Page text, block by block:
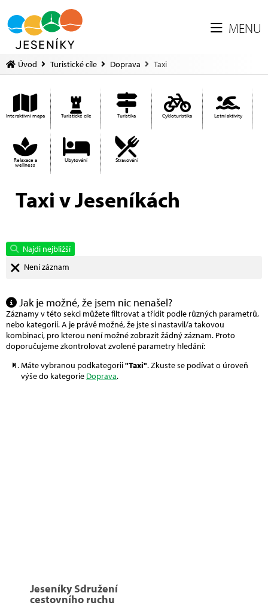
MENU
Úvod Turistické cíle Doprava Taxi
Interaktivní mapa Turistické cíle Turistika Cykloturistika Letní aktivity
Relaxace a
wellness
Ubytování Stravování
Taxi v Jeseníkách
Najdi nejbližší
Není záznam
Jak je možné, že jsem nic nenašel?
Záznamy v této sekci můžete filtrovat a třídit podle různých parametrů,
nebo kategorií. A je právě možné, že jste si nastavil/a takovou
kombinaci, pro kterou není možné zobrazit žádný záznam. Proto
doporučujeme zkontrolovat zvolené parametry hledání:
Máte vybranou podkategorii"Taxi". Zkuste se podívat o úroveň
výše do kategorie Doprava.
Jeseníky Sdružení
cestovního ruchu